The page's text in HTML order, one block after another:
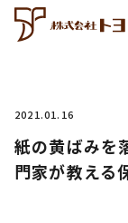
2021.01.16
紙の黄ばみを
門家が教える